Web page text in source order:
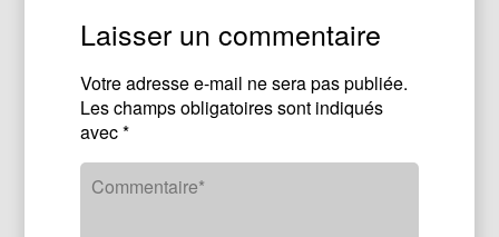
Laisser un commentaire
Votre adresse e-mail ne sera pas publiée.
Les champs obligatoires sont indiqués
avec*